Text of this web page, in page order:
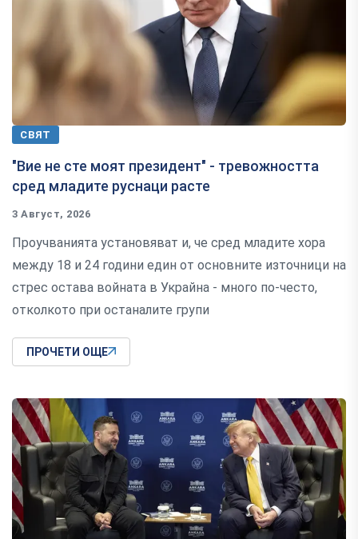
СВЯТ
"Вие не сте моят президент" - тревожността
сред младите руснаци расте
3 Август, 2026
Проучванията установяват и, че сред младите хора
между 18 и 24 години един от основните източници на
стрес остава войната в Украйна - много по-често,
отколкото при останалите групи
ПРОЧЕТИ ОЩЕ